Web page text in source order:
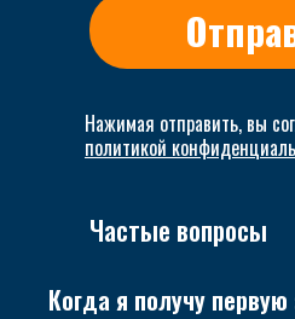
Нажимая отправить, вы
политикой
Частые вопросы
Когда я получу первую